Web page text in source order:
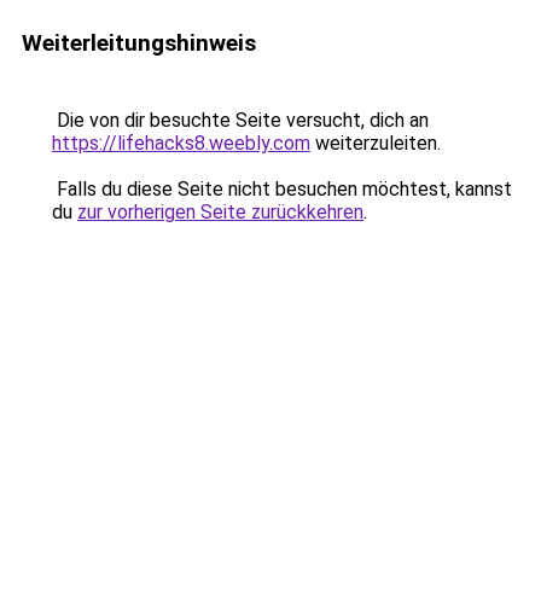
Weiterleitungshinweis
Die von dir besuchte Seite versucht, dich an
https://lifehacks8.weebly.com weiterzuleiten.
Falls du diese Seite nicht besuchen möchtest, kannst
du zur vorherigen Seite zurückkehren.